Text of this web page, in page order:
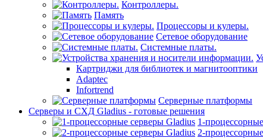
Контроллеры.
Память
Процессоры и кулеры.
Сетевое оборудование
Системные платы.
Картриджи для библиотек и магнитооптики
Adaptec
Infortrend
Серверные платформы
Серверы и СХД Gladius - готовые решения
1-
2-